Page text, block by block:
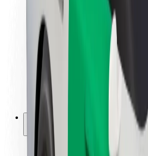
Diretrizes da marca
Missão
Relações com investidores
Liderança
Marca
Imprensa
Fundo Urbano
Segurança
Segurança dos passageiros